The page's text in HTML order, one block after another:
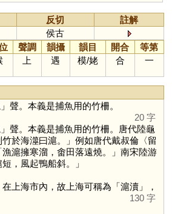
反切
註解
侯古
聲調 韻攝 韻目 開合
等第
上 遇 模/姥 合 一
」聲。本義是捕魚用的竹柵。
20 字
」聲。本義是捕魚用的竹柵。唐代陸龜
於海澨曰滬。」例如唐代戴叔倫〈留
滬擁寒溜，畬田落遠燒。」南宋陸游
，風起鴨船斜。」
海市內，故上海可稱為「滬瀆」，
130 字